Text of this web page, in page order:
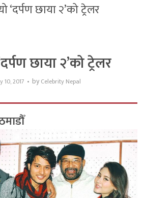
‘दर्पण छाया २’को ट्रेलर
छाया २’को ट्रेलर
10, 2017 by Celebrity Nepal